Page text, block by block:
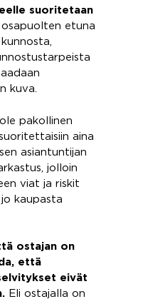
suoritetaan
osapuolten etuna
kuva.
pakollinen
aina
asiantuntijan
jolloin
viat ja riskit
kaupasta
ostajan on
että
eivät
Eli ostajalla on